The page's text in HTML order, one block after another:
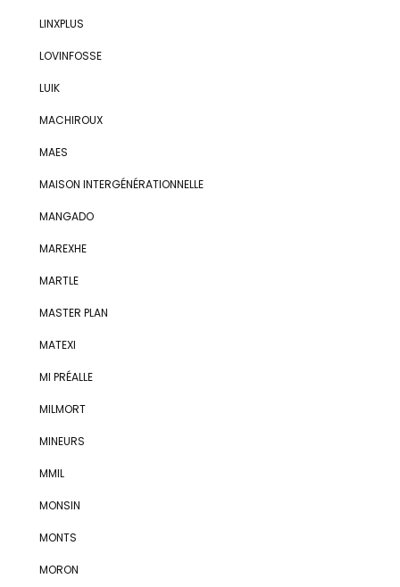
LINXPLUS
LOVINFOSSE
LUIK
MACHIROUX
MAES
MAISON INTERGÉNÉRATIONNELLE
MANGADO
MAREXHE
MARTLE
MASTER PLAN
MATEXI
MI PRÉALLE
MILMORT
MINEURS
MMIL
MONSIN
MONTS
MORON